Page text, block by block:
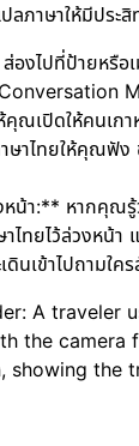
ลภาษาให้มีประ
องไปที่ป้ายหรือ
คุณเปิดให้คนเก
ษาไทยให้คุณฟัง
า:** หากคุณรู้ว่
ไทยไว้ล่วงหน้า
ดินเข้าไปถามใค
A traveler
the camera
showing the